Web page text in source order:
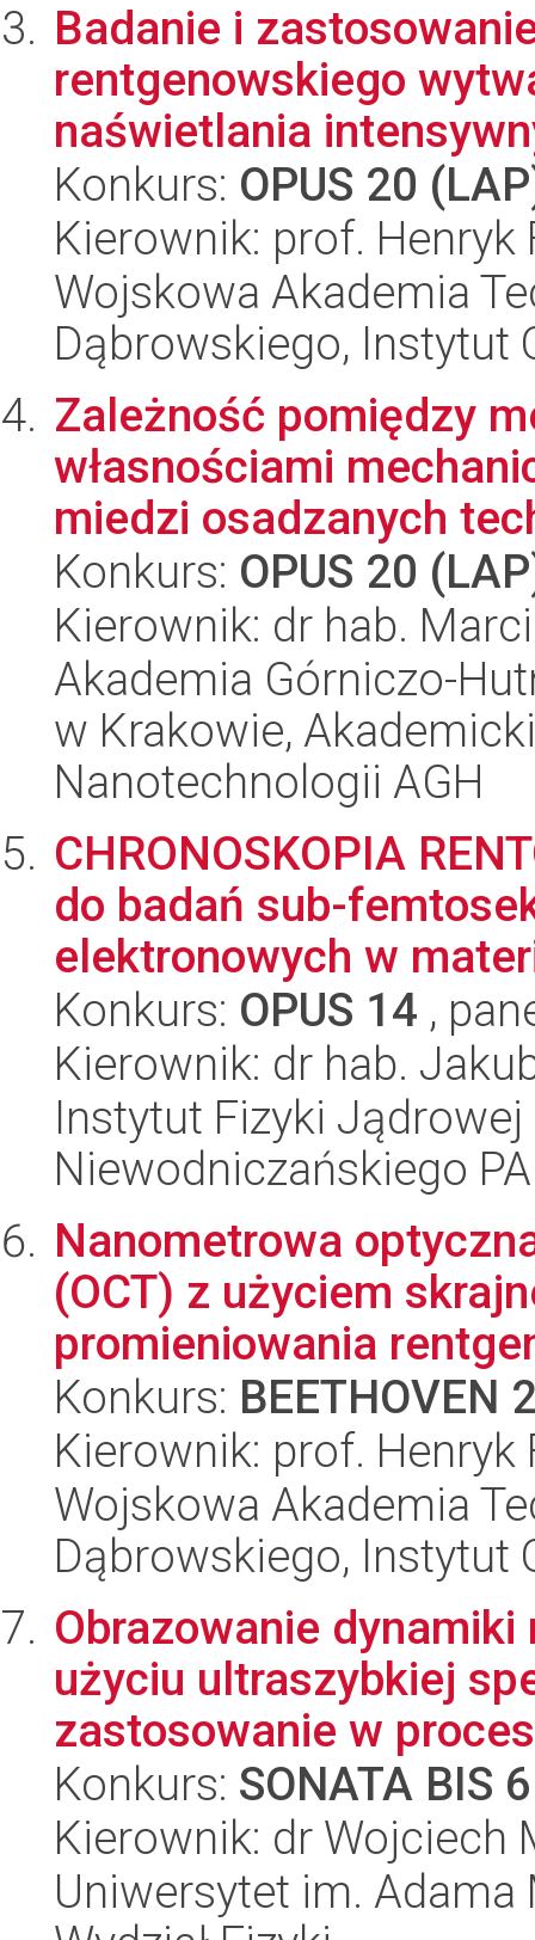
Badanie i
rentgenowskiego
naświetlania
Konkurs: OPUS 20
Kierownik: prof.
Wojskowa Akademia
Dąbrowskiego, Instytut
Zależność pomiędzy
własnościami
miedzi osadzanych
Konkurs: OPUS 20
Kierownik: dr hab.
Akademia Górniczo-
w Krakowie,
Nanotechnologii AGH
CHRONOSKOPIA
do badań sub-
elektronowych w
Konkurs: OPUS 14 ,
Kierownik: dr hab.
Instytut Fizyki
Niewodniczańskiego
Nanometrowa
(OCT) z użyciem
promieniowania
Konkurs: BEETHOVEN
Kierownik: prof.
Wojskowa Akademia
Dąbrowskiego, Instytut
Obrazowanie
użyciu ultraszybkiej
zastosowanie w
Konkurs: SONATA BIS 6
Kierownik: dr Wojciech
Uniwersytet im.